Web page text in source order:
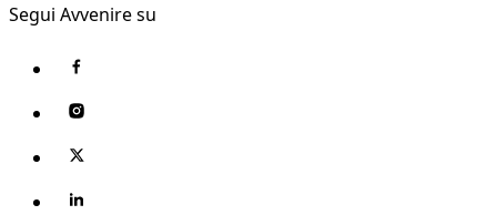
Segui Avvenire su